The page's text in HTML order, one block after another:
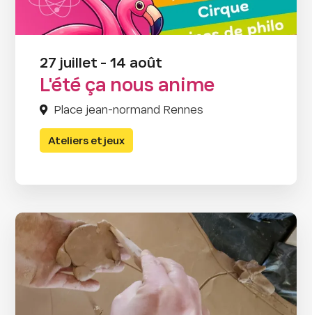
27 juillet - 14 août
L'été ça nous anime
Place jean-normand Rennes
Ateliers et jeux